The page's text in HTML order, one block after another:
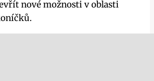
nové možnosti v oblasti